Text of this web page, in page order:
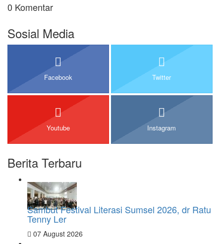
0 Komentar
Sosial Media
Facebook Twitter
Youtube Instagram
Berita Terbaru
Sambut Festival Literasi Sumsel 2026, dr Ratu
Tenny Ler
07 August 2026